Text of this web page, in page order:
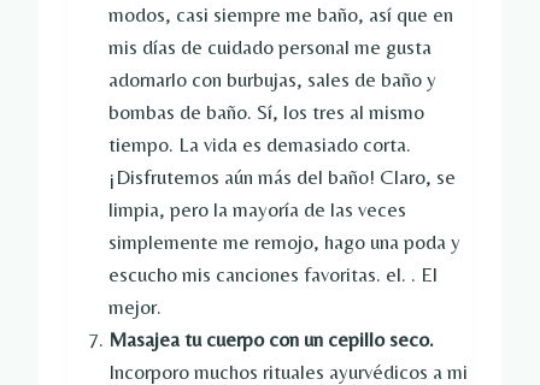
modos, casi siempre me baño, así que en
mis días de cuidado personal me gusta
adornarlo con burbujas, sales de baño y
bombas de baño. Sí, los tres al mismo
tiempo. La vida es demasiado corta.
¡Disfrutemos aún más del baño! Claro, se
limpia, pero la mayoría de las veces
simplemente me remojo, hago una poda y
escucho mis canciones favoritas. el. . El
mejor.
Masajea tu cuerpo con un cepillo seco.
Incorporo muchos rituales ayurvédicos a mi